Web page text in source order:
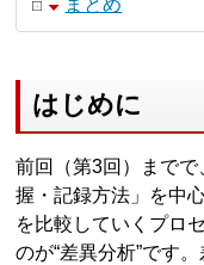
まとめ
はじめに
前回（第3回）まで
握・記録方法」を中
を比較していくプロ
のが“差異分析”です